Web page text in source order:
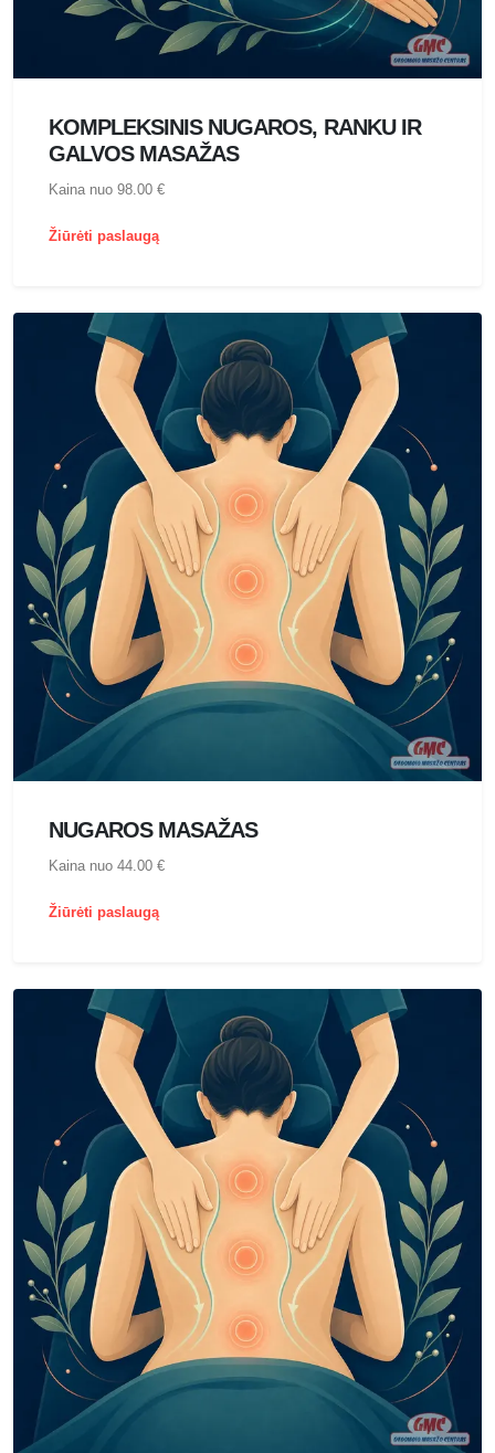
KOMPLEKSINIS NUGAROS, RANKU IR
GALVOS MASAŽAS
Kaina nuo 98.00 €
Žiūrėti paslaugą
NUGAROS MASAŽAS
Kaina nuo 44.00 €
Žiūrėti paslaugą